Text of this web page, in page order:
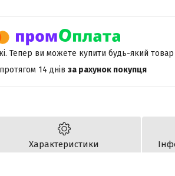
Тепер ви можете купити будь-який
14 днів за рахунок покупця
Характеристики